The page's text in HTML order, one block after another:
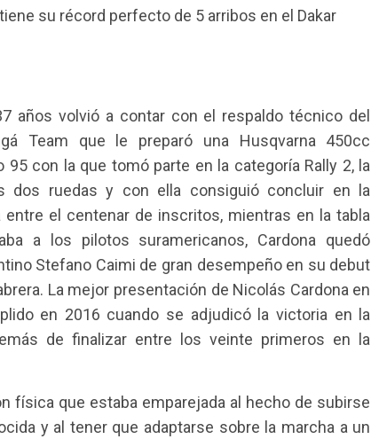
su récord perfecto de 5 arribos en el Dakar
años volvió a contar con el respaldo técnico del
Team que le preparó una Husqvarna 450cc
95 con la que tomó parte en la categoría Rally 2, la
dos ruedas y con ella consiguió concluir en la
entre el centenar de inscritos, mientras en la tabla
a los pilotos suramericanos, Cardona quedó
Stefano Caimi de gran desempeño en su debut
La mejor presentación de Nicolás Cardona en
en 2016 cuando se adjudicó la victoria en la
de finalizar entre los veinte primeros en la
física que estaba emparejada al hecho de subirse
y al tener que adaptarse sobre la marcha a un